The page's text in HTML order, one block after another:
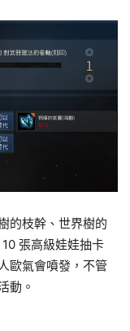
的枝幹、世界樹的
張高級娃娃抽卡
歐氣會噴發，不管
動。